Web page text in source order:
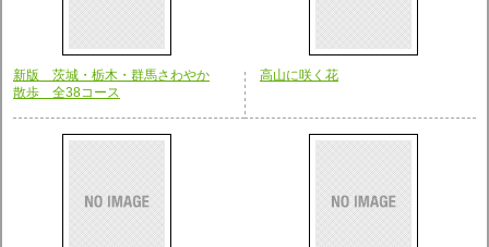
新版 茨城・栃木・群馬さわやか
散歩 全38コース
高山に咲く花